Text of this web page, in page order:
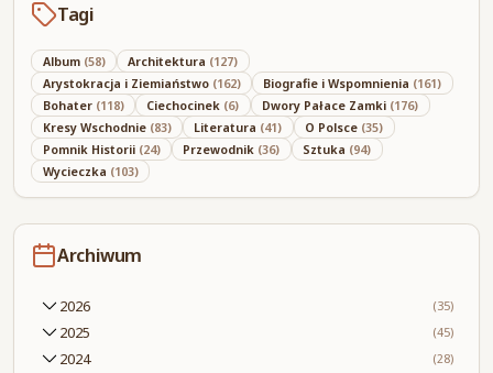
Tagi
Album (58) Architektura (127)
Arystokracja i Ziemiaństwo (162) Biografie i Wspomnienia (161)
Bohater (118) Ciechocinek (6) Dwory Pałace Zamki (176)
Kresy Wschodnie (83) Literatura (41) O Polsce (35)
Pomnik Historii (24) Przewodnik (36) Sztuka (94)
Wycieczka (103)
Archiwum
2026 (35)
2025 (45)
2024 (28)